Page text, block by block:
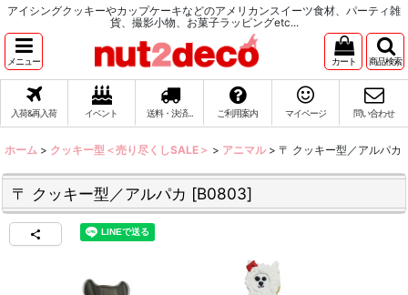
アイシングクッキーやカップケーキなどのアメリカンスイーツ食材、パーティ雑
貨、撮影小物、お菓子ラッピングetc...
メニュー カート 商品検索
入荷&再入荷 イベント 送料・決済... ご利用案内 マイページ 問い合わせ
ホーム > クッキー型＜売り尽くしSALE＞ > アニマル > 〒 クッキー型／アルパカ
〒 クッキー型／アルパカ [B0803]